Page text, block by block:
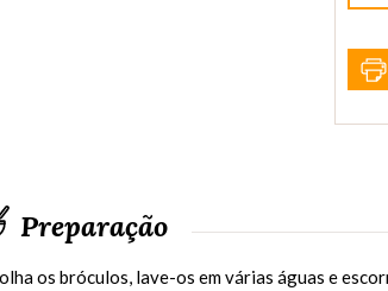
Preparação
os bróculos, lave-os em várias águas e